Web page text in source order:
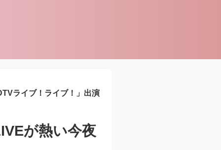
ライブ！ライブ！」出演
が熱い今夜